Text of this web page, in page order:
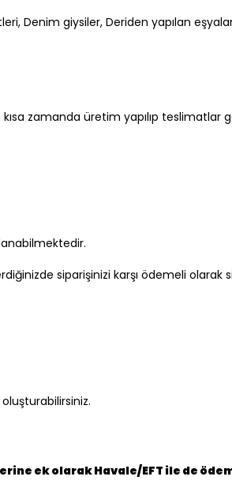
Denim giysiler, Deriden yapılan
zamanda üretim yapılıp teslimatlar
siparişinizi karşı ödemeli olarak
ek olarak Havale/EFT ile de